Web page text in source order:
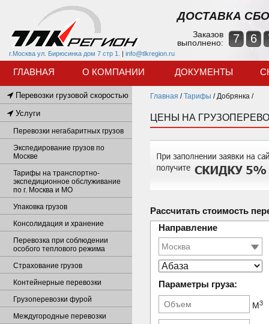
г.Москва ул. Бирюсинка дом 7 стр 1. | info@tlkregion.ru
ДОСТАВКА
Заказов
выполнено:
7 6
ГЛАВНАЯ О КОМПАНИИ ДОКУМЕНТЫ
Главная /Тарифы /Добрянка /
ЦЕНЫ НА
Рассчитать стоимость
Направление
Параметры груза:
М3
Перевозки грузовой скоростью
Услуги
Перевозки негабаритных грузов
Экспедирование грузов по
Москве
Тарифы на транспортно-
экспедиционное обслуживание
по г. Москва и МО
Упаковка грузов
Консолидация и хранение
Перевозка при соблюдении
особого теплового режима
Страхование грузов
Контейнерные перевозки
Грузоперевозки фурой
Междугородные перевозки